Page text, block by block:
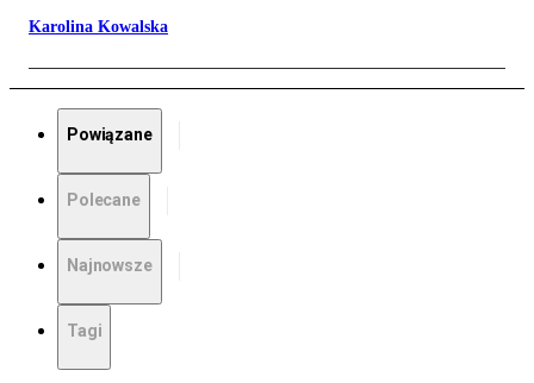
Karolina Kowalska
Powiązane
Polecane
Najnowsze
Tagi